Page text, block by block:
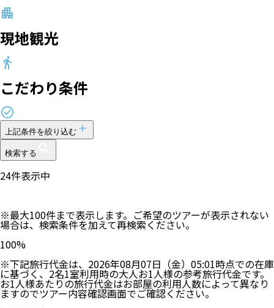
現地観光
こだわり条件
上記条件を絞り込む
検索する
24件表示中
※最大100件まで表示します。ご希望のツアーが表示されない
場合は、検索条件を加えて再検索ください。
100%
※下記旅行代金は、 2026年08月07日（金）05:01時点での在庫
に基づく、2名1室利用時の大人お1人様の参考旅行代金です。
お1人様あたりの旅行代金はお部屋の利用人数によって異なり
ますのでツアー内容確認画面でご確認ください。